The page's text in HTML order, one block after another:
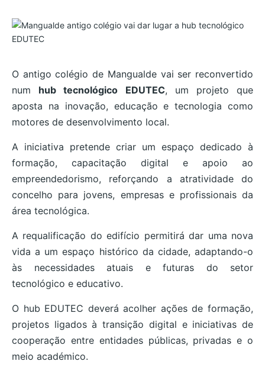
O antigo colégio de Mangualde vai ser reconvertido
num hub tecnológico EDUTEC, um projeto que
aposta na inovação, educação e tecnologia como
motores de desenvolvimento local.
A iniciativa pretende criar um espaço dedicado à
formação, capacitação digital e apoio ao
empreendedorismo, reforçando a atratividade do
concelho para jovens, empresas e profissionais da
área tecnológica.
A requalificação do edifício permitirá dar uma nova
vida a um espaço histórico da cidade, adaptando-o
às necessidades atuais e futuras do setor
tecnológico e educativo.
O hub EDUTEC deverá acolher ações de formação,
projetos ligados à transição digital e iniciativas de
cooperação entre entidades públicas, privadas e o
meio académico.